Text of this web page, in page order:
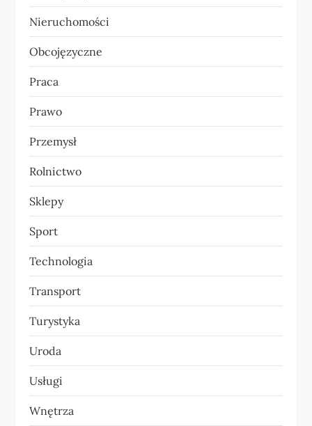
Nieruchomości
Obcojęzyczne
Praca
Prawo
Przemysł
Rolnictwo
Sklepy
Sport
Technologia
Transport
Turystyka
Uroda
Usługi
Wnętrza